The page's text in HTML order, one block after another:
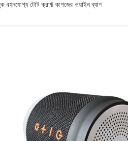
বহনযোগ্য টোট ক্রাফ্ট কাগজের ওয়াইন ব্যাগ